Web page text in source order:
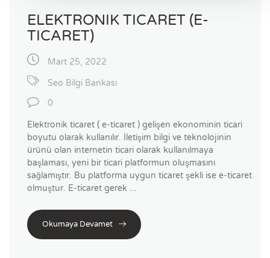
ELEKTRONIK TICARET (E-
TICARET)
Mart 25, 2022
Seo Bilgi Bankası
0
Elektronik ticaret ( e-ticaret ) gelişen ekonominin ticari
boyutu olarak kullanılır. İletişim bilgi ve teknolojinin
ürünü olan internetin ticari olarak kullanılmaya
başlaması, yeni bir ticari platformun oluşmasını
sağlamıştır. Bu platforma uygun ticaret şekli ise e-ticaret
olmuştur. E-ticaret gerek ...
Okumaya Devamet